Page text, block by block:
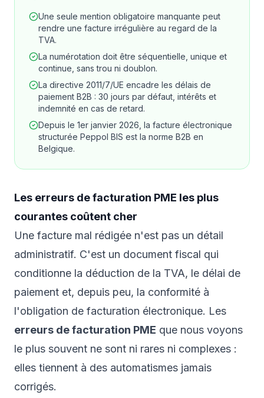
Une seule mention obligatoire manquante peut
rendre une facture irrégulière au regard de la
TVA.
La numérotation doit être séquentielle, unique et
continue, sans trou ni doublon.
La directive 2011/7/UE encadre les délais de
paiement B2B : 30 jours par défaut, intérêts et
indemnité en cas de retard.
Depuis le 1er janvier 2026, la facture électronique
structurée Peppol BIS est la norme B2B en
Belgique.
Les erreurs de facturation PME les plus
courantes coûtent cher
Une facture mal rédigée n'est pas un détail
administratif. C'est un document fiscal qui
conditionne la déduction de la TVA, le délai de
paiement et, depuis peu, la conformité à
l'obligation de facturation électronique. Les
erreurs de facturation PME que nous voyons
le plus souvent ne sont ni rares ni complexes :
elles tiennent à des automatismes jamais
corrigés.